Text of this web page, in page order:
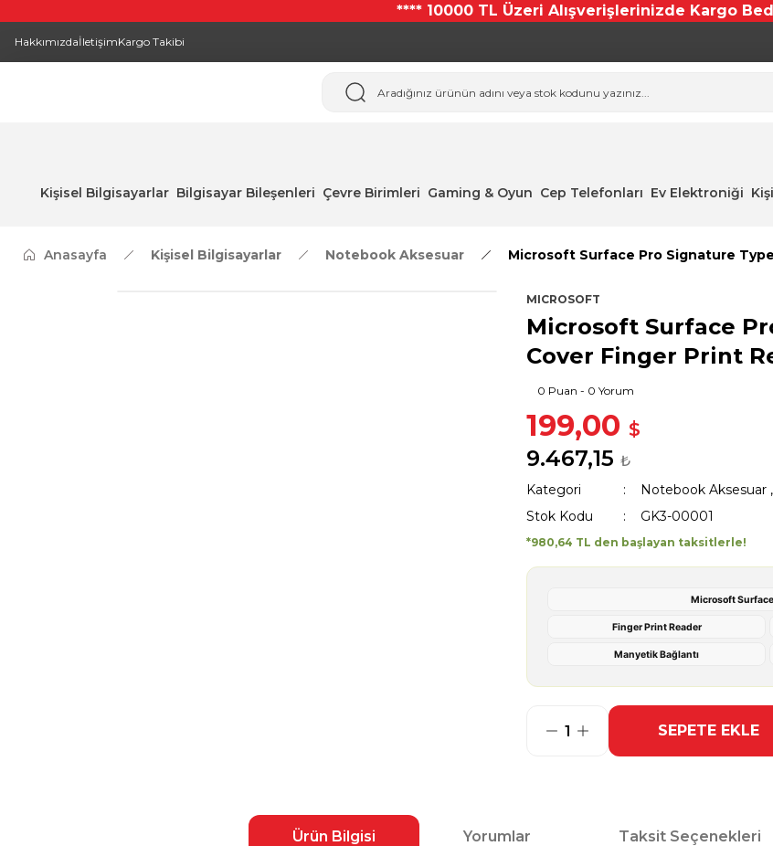
**** 10000 TL Üzeri Alışverişlerinizde Kargo
HakkımızdaİletişimKargo Takibi
Kişisel Bilgisayarlar Bilgisayar Bileşenleri Çevre Birimleri Gaming & Oyun Cep Telefonları Ev Elektroniği
Anasayfa Kişisel Bilgisayarlar Notebook Aksesuar Microsoft Surface Pro Signature
MICROSOFT
Microsoft Surface
Cover Finger Print
0 Puan - 0 Yorum
199,00 $
9.467,15 ₺
Kategori Notebook Aksesuar ,
Stok Kodu
GK3-00001
*980,64 TL den başlayan taksitlerle!
Microsoft
Finger Print Reader
Manyetik Bağlantı
SEPETE EKLE
Ürün Bilgisi Yorumlar Taksit Seçenekleri